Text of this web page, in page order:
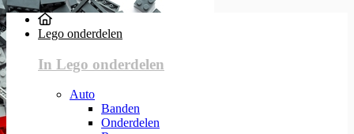
Lego onderdelen
In Lego onderdelen
Auto
Banden
Onderdelen